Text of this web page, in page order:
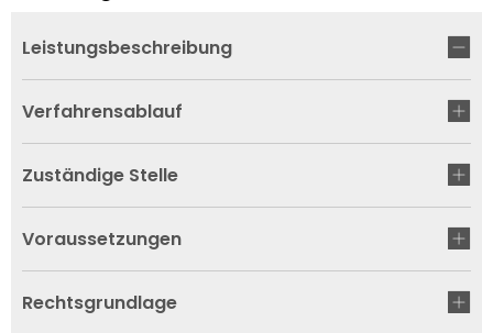
Leistungsbeschreibung
Verfahrensablauf
Zuständige Stelle
Voraussetzungen
Rechtsgrundlage